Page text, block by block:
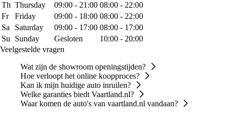
Th Thursday 09:00 - 21:00 08:00 - 22:00
Fr
Friday 09:00 - 18:00 08:00 - 22:00
Sa
Saturday 09:00 - 17:00 08:00 - 17:00
Su
Sunday Gesloten
10:00 - 20:00
Veelgestelde vragen
Wat zijn de showroom openingstijden?
Hoe verloopt het online koopproces?
Kan ik mijn huidige auto inruilen?
Welke garanties biedt Vaartland.nl?
Waar komen de auto's van vaartland.nl vandaan?